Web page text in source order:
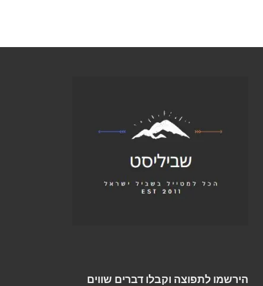
הירשמו לתפוצה וקבלו דברים שווים